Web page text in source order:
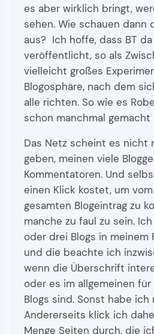
es aber wirklich bringt,
sehen. Wie schauen dann
aus? Ich hoffe, dass BT
veröffentlicht, so als
vielleicht großes
Blogosphäre, nach dem
alle richten. So wie es
schon manchmal gemacht
Das Netz scheint es nicht
geben, meinen viele
Kommentatoren. Und
einen Klick kostet, um vom
gesamten Blogeintrag zu
manche zu faul zu sein.
oder drei Blogs in meinem
und die beachte ich
wenn die Überschrift
oder es im allgemeinen
Blogs sind. Sonst habe ich
Andererseits klick ich
Menge Seiten durch, die